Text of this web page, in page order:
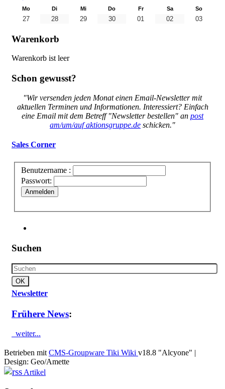
Mo Di Mi Do Fr Sa So
27 28 29 30 01 02 03
Warenkorb
Warenkorb ist leer
Schon gewusst?
"Wir versenden jeden Monat einen Email-Newsletter mit
aktuellen Terminen und Informationen. Interessiert? Einfach
eine Email mit dem Betreff "Newsletter bestellen" an post
am/um/auf aktionsgruppe.de schicken."
Sales Corner
Benutzername :
Passwort:
Anmelden
Suchen
Newsletter
Frühere News:
weiter...
Betrieben mit CMS-Groupware Tiki Wiki v18.8 "Alcyone" |
Design: Geo/Amette
Artikel